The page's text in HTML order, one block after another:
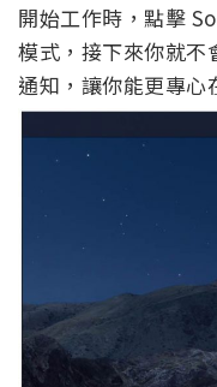
開始工作時，點擊
模式，接下來你就不
通知，讓你能更專心